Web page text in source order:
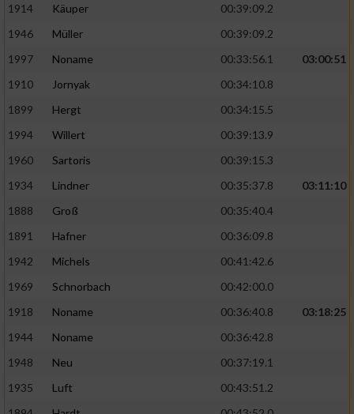
1914 Käuper
00:39:09.2
1946
Müller
00:39:09.2
1997
Noname 00:33:56.1
03:00:51
1910
Jornyak
00:34:10.8
1899
Hergt
00:34:15.5
1994
Willert
00:39:13.9
1960
Sartoris
00:39:15.3
1934
Lindner 00:35:37.8
03:11:10
1888
Groß
00:35:40.4
1891
Hafner
00:36:09.8
1942
Michels
00:41:42.6
1969
Schnorbach
00:42:00.0
1918
Noname 00:36:40.8
03:18:25
1944
Noname
00:36:42.8
1948
Neu
00:37:19.1
1935
Luft
00:43:51.2